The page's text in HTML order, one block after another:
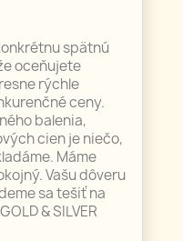
spätnú
oceňujete
rýchle
ceny.
balenia,
cien je niečo,
Máme
Vašu dôveru
sa tešiť na
& SILVER